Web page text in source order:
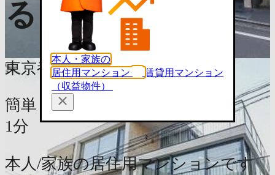
る（無料）
東京都品川区上大崎2丁目6-13
簡単
1分
本人/家族の居住用マンションです
本人・家族の
居住用マンション
賃貸用マンション
（収益物件）